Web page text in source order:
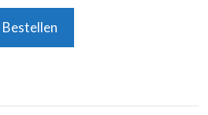
Bestellen